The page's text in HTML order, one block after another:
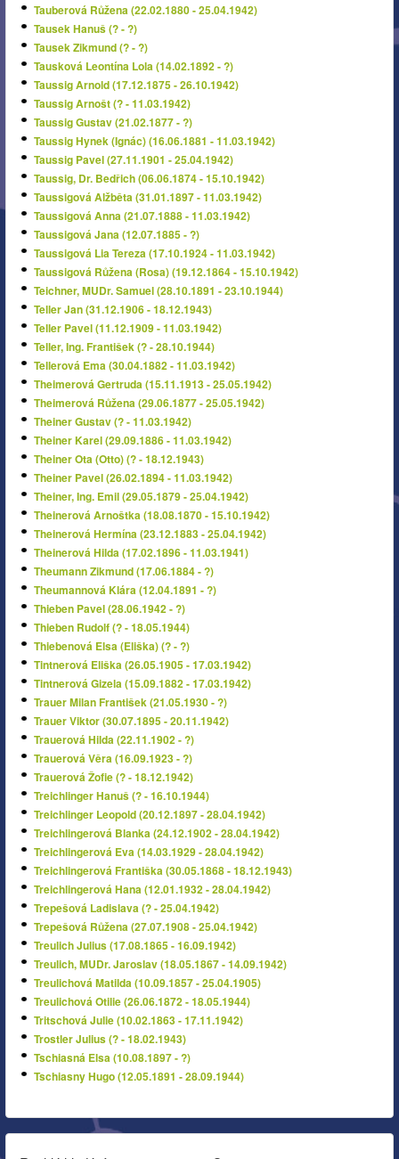
Tauberová Růžena (22.02.1880 - 25.04.1942)
Tausek Hanuš (? - ?)
Tausek Zikmund (? - ?)
Tausková Leontína Lola (14.02.1892 - ?)
Taussig Arnold (17.12.1875 - 26.10.1942)
Taussig Arnošt (? - 11.03.1942)
Taussig Gustav (21.02.1877 - ?)
Taussig Hynek (Ignác) (16.06.1881 - 11.03.1942)
Taussig Pavel (27.11.1901 - 25.04.1942)
Taussig, Dr. Bedřich (06.06.1874 - 15.10.1942)
Taussigová Alžběta (31.01.1897 - 11.03.1942)
Taussigová Anna (21.07.1888 - 11.03.1942)
Taussigová Jana (12.07.1885 - ?)
Taussigová Lia Tereza (17.10.1924 - 11.03.1942)
Taussigová Růžena (Rosa) (19.12.1864 - 15.10.1942)
Teichner, MUDr. Samuel (28.10.1891 - 23.10.1944)
Teller Jan (31.12.1906 - 18.12.1943)
Teller Pavel (11.12.1909 - 11.03.1942)
Teller, Ing. František (? - 28.10.1944)
Tellerová Ema (30.04.1882 - 11.03.1942)
Theimerová Gertruda (15.11.1913 - 25.05.1942)
Theimerová Růžena (29.06.1877 - 25.05.1942)
Theiner Gustav (? - 11.03.1942)
Theiner Karel (29.09.1886 - 11.03.1942)
Theiner Ota (Otto) (? - 18.12.1943)
Theiner Pavel (26.02.1894 - 11.03.1942)
Theiner, Ing. Emil (29.05.1879 - 25.04.1942)
Theinerová Arnoštka (18.08.1870 - 15.10.1942)
Theinerová Hermína (23.12.1883 - 25.04.1942)
Theinerová Hilda (17.02.1896 - 11.03.1941)
Theumann Zikmund (17.06.1884 - ?)
Theumannová Klára (12.04.1891 - ?)
Thieben Pavel (28.06.1942 - ?)
Thieben Rudolf (? - 18.05.1944)
Thiebenová Elsa (Eliška) (? - ?)
Tintnerová Eliška (26.05.1905 - 17.03.1942)
Tintnerová Gizela (15.09.1882 - 17.03.1942)
Trauer Milan František (21.05.1930 - ?)
Trauer Viktor (30.07.1895 - 20.11.1942)
Trauerová Hilda (22.11.1902 - ?)
Trauerová Věra (16.09.1923 - ?)
Trauerová Žofie (? - 18.12.1942)
Treichlinger Hanuš (? - 16.10.1944)
Treichlinger Leopold (20.12.1897 - 28.04.1942)
Treichlingerová Blanka (24.12.1902 - 28.04.1942)
Treichlingerová Eva (14.03.1929 - 28.04.1942)
Treichlingerová Františka (30.05.1868 - 18.12.1943)
Treichlingerová Hana (12.01.1932 - 28.04.1942)
Trepešová Ladislava (? - 25.04.1942)
Trepešová Růžena (27.07.1908 - 25.04.1942)
Treulich Julius (17.08.1865 - 16.09.1942)
Treulich, MUDr. Jaroslav (18.05.1867 - 14.09.1942)
Treulichová Matilda (10.09.1857 - 25.04.1905)
Treulichová Otilie (26.06.1872 - 18.05.1944)
Tritschová Julie (10.02.1863 - 17.11.1942)
Trostler Julius (? - 18.02.1943)
Tschiasná Elsa (10.08.1897 - ?)
Tschiasny Hugo (12.05.1891 - 28.09.1944)